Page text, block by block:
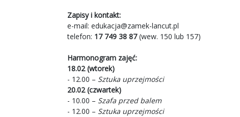
Zapisy i kontakt:
e-mail: edukacja@zamek-lancut.pl
telefon: 17 749 38 87(wew. 150 lub 157)
Harmonogram zajęć:
18.02 (wtorek)
- 12.00 – Sztuka uprzejmości
20.02 (czwartek)
- 10.00 – Szafa przed balem
- 12.00 – Sztuka uprzejmości